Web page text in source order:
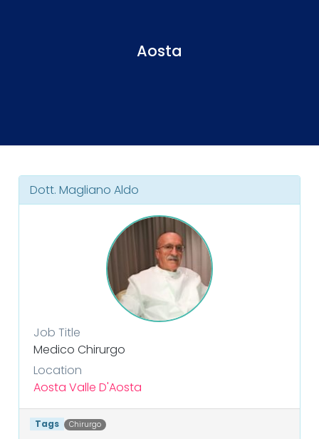
Aosta
Dott. Magliano Aldo
Job Title
Medico Chirurgo
Location
Aosta Valle D'Aosta
Tags Chirurgo